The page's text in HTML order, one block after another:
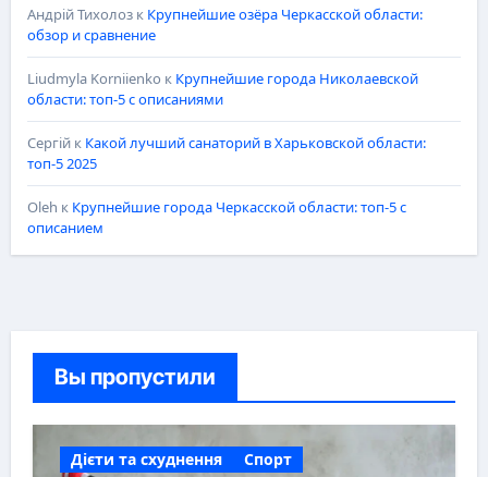
Андрій Тихолозк Крупнейшие озёра Черкасской области:
обзор и сравнение
Liudmyla Korniienko к Крупнейшие города Николаевской
области: топ-5 с описаниями
Сергійк Какой лучший санаторий в Харьковской области:
топ-5 2025
Oleh к Крупнейшие города Черкасской области: топ-5 с
описанием
Вы пропустили
Дієти та схуднення Спорт